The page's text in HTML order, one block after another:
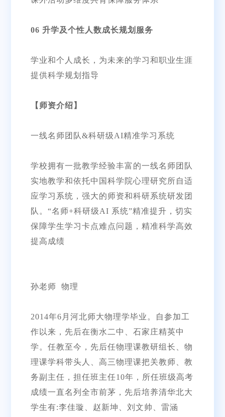
06 升学及个性人数成长规划服务
学业和个人成长，为未来的学习和职业生涯
提供科学规划指导
【师资介绍】
一线名师团队&科研级AI精准学习系统
学校拥有一批教学经验丰富的一线名师团队
实地教学和依托中国科学院心理研究所自适
应学习系统，强大的师资和科研系统研发团
队。“名师+科研级AI 系统”精准提升，切实
保障学生学习卡点难点问题，精准科学高效
提高成绩
孙老师 物理
2014年6月河北师大物理学毕业。自参加工
作以来，先后在衡水二中、石家庄精英中
学。任教至今，先后任物理课教研组长、物
理课学科带头人、高三物理课把关教师、教
务副主任，担任班主任10年，所任班级高考
成绩一直名列全市前茅，先后培养清华北大
学生有:李佳璇、赵新坤、刘文帅、雷涵